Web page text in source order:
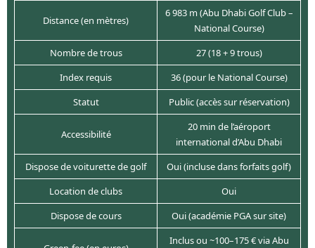
Distance (en mètres)
6 983 m (Abu Dhabi Golf Club –
National Course)
Nombre de trous
27 (18 + 9 trous)
Index requis
36 (pour le National Course)
Statut
Public (accès sur réservation)
Accessibilité
20 min de l’aéroport
international d’Abu Dhabi
Dispose de voiturette de golf
Oui (incluse dans forfaits golf)
Location de clubs
Oui
Dispose de cours
Oui (académie PGA sur site)
Inclus ou ~100–175 € via Abu